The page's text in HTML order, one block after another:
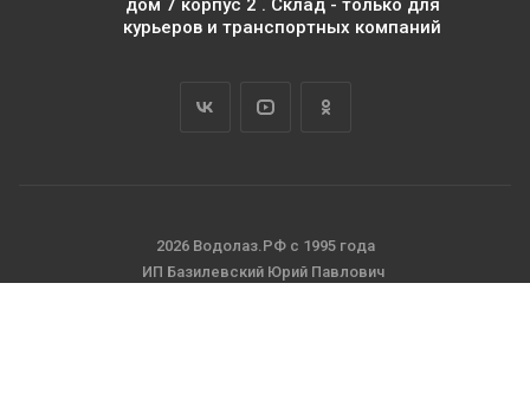
дом 7 корпус 2 . Склад - только для
курьеров и транспортных компаний
2026 Водолаз.РФ с 1995 года
ИП Базилевский Юрий Павлович